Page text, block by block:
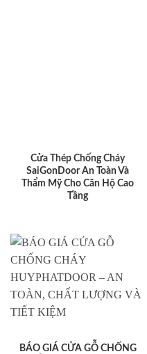
Cửa Thép Chống Cháy
SaiGonDoor An Toàn Và
Thẩm Mỹ Cho Căn Hộ Cao
Tầng
BÁO GIÁ CỬA GỖ CHỐNG